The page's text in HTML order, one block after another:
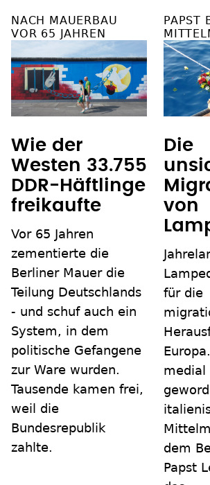
NACH MAUERBAU
VOR 65 JAHREN
Wie der
Westen 33.755
DDR-Häftlinge
freikaufte
Vor 65 Jahren
zementierte die
Berliner Mauer die
Teilung Deutschlands
- und schuf auch ein
System, in dem
politische Gefangene
zur Ware wurden.
Tausende kamen frei,
weil die
Bundesrepublik
zahlte.
PAPST
Die
von
für die
medial
dem
Papst